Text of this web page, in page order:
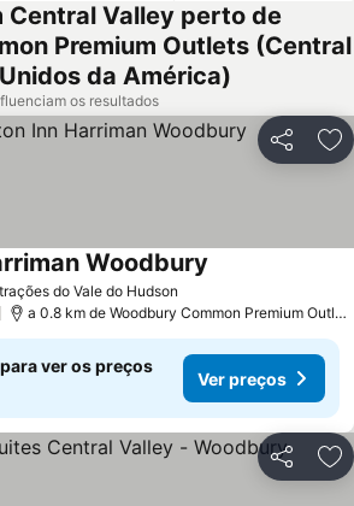
Central Valley perto de
Premium Outlets (Central
da América)
os resultados
Partilhar
do Vale do Hudson
Woodbury
a 0.8 km de Woodbury Common Premium Outlets
ver os preços
Ver preços
Partilhar